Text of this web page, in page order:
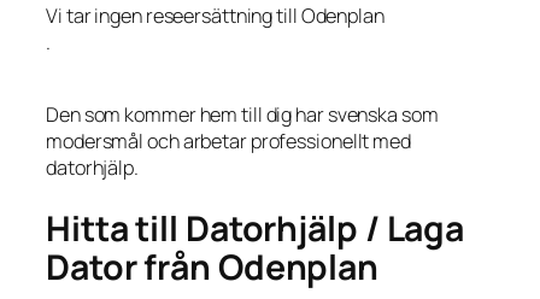
Vi tar ingen reseersättning till Odenplan
.
Den som kommer hem till dig har svenska som
modersmål och arbetar professionellt med
datorhjälp.
Hitta till Datorhjälp / Laga
Dator från Odenplan